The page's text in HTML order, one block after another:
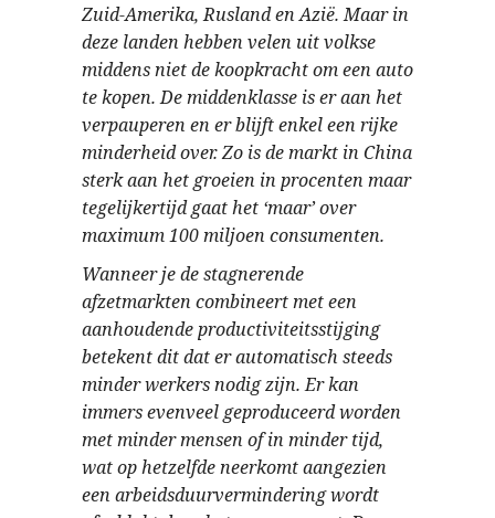
Zuid-Amerika, Rusland en Azië. Maar in
deze landen hebben velen uit volkse
middens niet de koopkracht om een auto
te kopen. De middenklasse is er aan het
verpauperen en er blijft enkel een rijke
minderheid over. Zo is de markt in China
sterk aan het groeien in procenten maar
tegelijkertijd gaat het ‘maar’ over
maximum 100 miljoen consumenten.
Wanneer je de stagnerende
afzetmarkten combineert met een
aanhoudende productiviteitsstijging
betekent dit dat er automatisch steeds
minder werkers nodig zijn. Er kan
immers evenveel geproduceerd worden
met minder mensen of in minder tijd,
wat op hetzelfde neerkomt aangezien
een arbeidsduurvermindering wordt